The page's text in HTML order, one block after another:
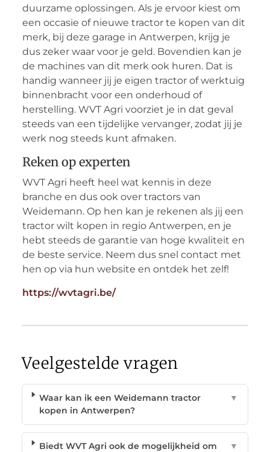
duurzame oplossingen. Als je ervoor kiest om
een occasie of nieuwe tractor te kopen van dit
merk, bij deze garage in Antwerpen, krijg je
dus zeker waar voor je geld. Bovendien kan je
de machines van dit merk ook huren. Dat is
handig wanneer jij je eigen tractor of werktuig
binnenbracht voor een onderhoud of
herstelling. WVT Agri voorziet je in dat geval
steeds van een tijdelijke vervanger, zodat jij je
werk nog steeds kunt afmaken.
Reken op experten
WVT Agri heeft heel wat kennis in deze
branche en dus ook over tractors van
Weidemann. Op hen kan je rekenen als jij een
tractor wilt kopen in regio Antwerpen, en je
hebt steeds de garantie van hoge kwaliteit en
de beste service. Neem dus snel contact met
hen op via hun website en ontdek het zelf!
https://wvtagri.be/
Veelgestelde vragen
Waar kan ik een Weidemann tractor
kopen in Antwerpen?
▼
Biedt WVT Agri ook de mogelijkheid om
▼